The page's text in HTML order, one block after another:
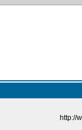
http://